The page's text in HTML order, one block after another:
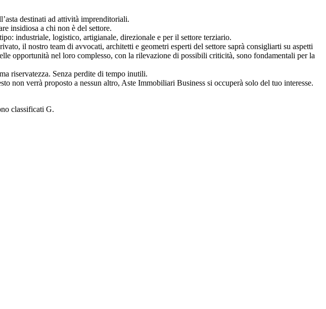
destinati ad attività imprenditoriali.
insidiosa a chi non è del settore.
industriale, logistico, artigianale, direzionale e per il settore terziario.
il nostro team di avvocati, architetti e geometri esperti del settore saprà consigliarti su aspetti
opportunità nel loro complesso, con la rilevazione di possibili criticità, sono fondamentali per la
riservatezza. Senza perdite di tempo inutili.
non verrà proposto a nessun altro, Aste Immobiliari Business si occuperà solo del tuo interesse.
classificati G.